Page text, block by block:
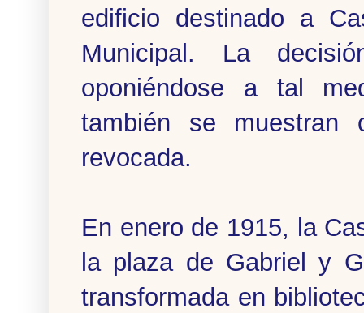
edificio destinado a
Municipal. La
oponiéndose a tal
también se muestran
revocada.
En enero de 1915, la
la plaza de Gabriel y
transformada en